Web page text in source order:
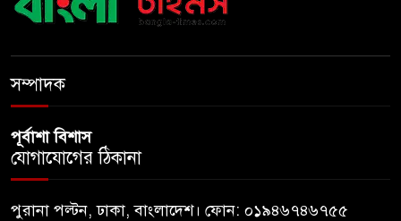
জ্বালানি বিভাগ
শেখ হাসিনা চাইলেই কি দেশে
সম্পাদক
পূর্বাশা বিশাস
যোগাযোগের ঠিকানা
পুরানা পল্টন, ঢাকা, বাংলাদেশ। ফোন: ০১৯৪৬৭৪৬৭৫৫